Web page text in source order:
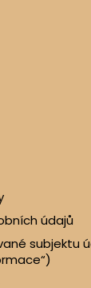
údajů
subjektu